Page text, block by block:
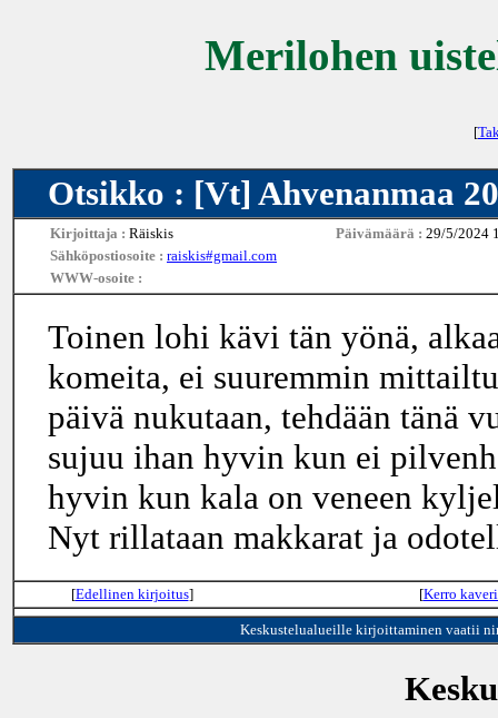
Merilohen
[
Otsikko : [Vt] Ahvenanmaa
Kirjoittaja : Räiskis Päivämäärä : 29/5/2024
Sähköpostiosoite : raiskis#gmail.com
WWW-osoite :
Toinen lohi kävi tän yönä,
komeita, ei suuremmin
päivä nukutaan, tehdään tänä
sujuu ihan hyvin kun ei
hyvin kun kala on veneen
Nyt rillataan makkarat ja
[Edellinen kirjoitus] [Kerro
Keskustelualueille kirjoittaminen vaatii